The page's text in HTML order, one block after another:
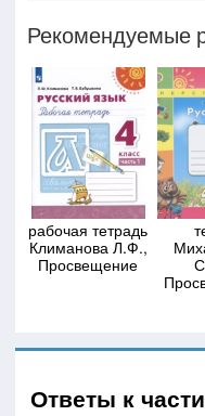
Рекомендуемые
рабочая тетрадь
Климанова Л.Ф.,
Просвещение
Ответы к